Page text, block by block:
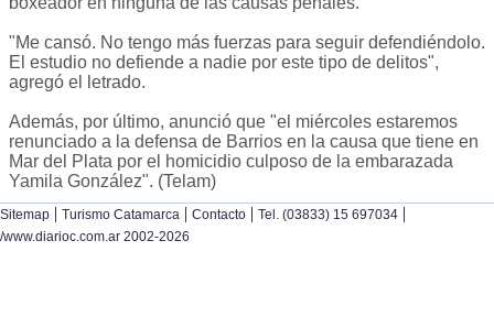
"Me cansó. No tengo más fuerzas para seguir defendiéndolo.
El estudio no defiende a nadie por este tipo de delitos",
agregó el letrado.
Además, por último, anunció que "el miércoles estaremos
renunciado a la defensa de Barrios en la causa que tiene en
Mar del Plata por el homicidio culposo de la embarazada
Yamila González". (Telam)
Sitemap | Turismo Catamarca | Contacto | Tel. (03833) 15 697034 |
/www.diarioc.com.ar 2002-2026